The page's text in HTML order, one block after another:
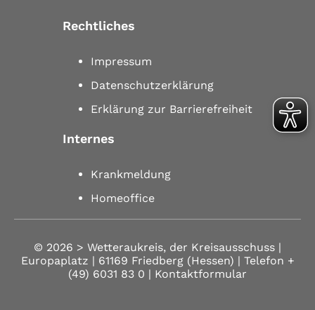
Rechtliches
Impressum
Datenschutzerklärung
Erklärung zur Barrierefreiheit
Internes
Krankmeldung
Homeoffice
© 2026 > Wetteraukreis, der Kreisausschuss |
Europaplatz | 61169 Friedberg (Hessen) | Telefon +
(49) 6031 83 0 | Kontaktformular